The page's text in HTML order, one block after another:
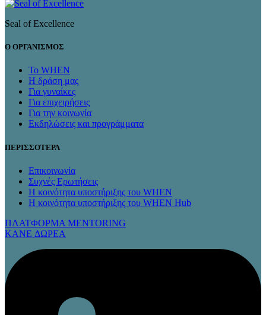
Seal of Excellence
Ο ΟΡΓΑΝΙΣΜΟΣ
Το WHEN
Η δράση μας
Για γυναίκες
Για επιχειρήσεις
Για την κοινωνία
Εκδηλώσεις και προγράμματα
ΠΕΡΙΣΣΟΤΕΡΑ
Επικοινωνία
Συχνές Ερωτήσεις
Η κοινότητα υποστήριξης του WHEN
Η κοινότητα υποστήριξης του WHEN Hub
ΠΛΑΤΦΟΡΜΑ MENTORING
KANE ΔΩΡΕΑ